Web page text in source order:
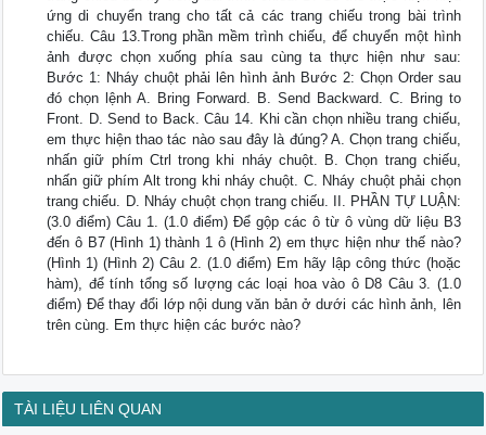
ứng di chuyển trang cho tất cả các trang chiếu trong bài trình
chiếu. Câu 13.Trong phần mềm trình chiếu, để chuyển một hình
ảnh được chọn xuống phía sau cùng ta thực hiện như sau:
Bước 1: Nháy chuột phải lên hình ảnh Bước 2: Chọn Order sau
đó chọn lệnh A. Bring Forward. B. Send Backward. C. Bring to
Front. D. Send to Back. Câu 14. Khi cần chọn nhiều trang chiếu,
em thực hiện thao tác nào sau đây là đúng? A. Chọn trang chiếu,
nhấn giữ phím Ctrl trong khi nháy chuột. B. Chọn trang chiếu,
nhấn giữ phím Alt trong khi nháy chuột. C. Nháy chuột phải chọn
trang chiếu. D. Nháy chuột chọn trang chiếu. II. PHẦN TỰ LUẬN:
(3.0 điểm) Câu 1. (1.0 điểm) Để gộp các ô từ ô vùng dữ liệu B3
đến ô B7 (Hình 1) thành 1 ô (Hình 2) em thực hiện như thế nào?
(Hình 1) (Hình 2) Câu 2. (1.0 điểm) Em hãy lập công thức (hoặc
hàm), để tính tổng số lượng các loại hoa vào ô D8 Câu 3. (1.0
điểm) Để thay đổi lớp nội dung văn bản ở dưới các hình ảnh, lên
trên cùng. Em thực hiện các bước nào?
TÀI LIỆU LIÊN QUAN